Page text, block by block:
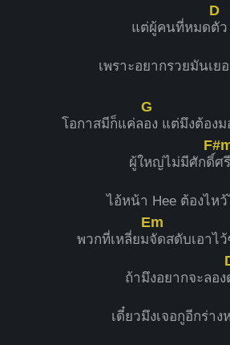
แต่ผู้คนที่หมด
D
ตัว
เพราะอยากรวยมันเย
โอกาสมีก็แค่ล
G
อง แต่มึงต้อง
ผู้ใหญ่ไม่มีศักดิ์ศรี
ไอ้หน้า Hee ต้องไห
พวกที่เหลี่ยม
Em
จัดสดับเอาไ
ถ้ามึงอยากจะลอง
เดี๋ยวมึงเจอกูอีกร่าง